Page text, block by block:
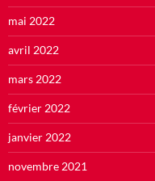
mai 2022
avril 2022
mars 2022
février 2022
janvier 2022
novembre 2021